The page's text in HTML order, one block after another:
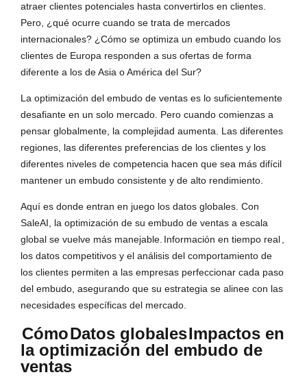
atraer clientes potenciales hasta convertirlos en clientes.
Pero, ¿qué ocurre cuando se trata de mercados
internacionales? ¿Cómo se optimiza un embudo cuando los
clientes de Europa responden a sus ofertas de forma
diferente a los de Asia o América del Sur?
La optimización del embudo de ventas es lo suficientemente
desafiante en un solo mercado. Pero cuando comienzas a
pensar globalmente, la complejidad aumenta. Las diferentes
regiones, las diferentes preferencias de los clientes y los
diferentes niveles de competencia hacen que sea más difícil
mantener un embudo consistente y de alto rendimiento.
Aquí es donde entran en juego los datos globales. Con
SaleAI, la optimización de su embudo de ventas a escala
global se vuelve más manejable. Información en tiempo real,
los datos competitivos y el análisis del comportamiento de
los clientes permiten a las empresas perfeccionar cada paso
del embudo, asegurando que su estrategia se alinee con las
necesidades específicas del mercado.
CómoDatos globalesImpactos en
la optimización del embudo de
ventas